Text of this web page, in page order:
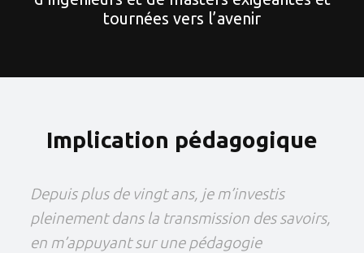
tournées vers l’avenir
Implication pédagogique
Depuis plus de vingt ans, je m’investis
pleinement dans la transmission des savoirs,
en m’appuyant sur une pédagogie